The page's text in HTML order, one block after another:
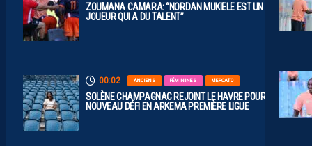
ZOUMANA CAMARA: “NORDAN MUKIELE EST UN
JOUEUR QUI A DU TALENT”
00:02 ANCIENS FÉMININES MERCATO
SOLÈNE CHAMPAGNAC REJOINT LE HAVRE POUR UN
NOUVEAU DÉFI EN ARKEMA PREMIÈRE LIGUE